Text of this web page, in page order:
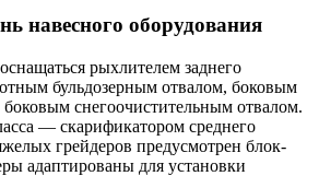
навесного оборудования
рыхлителем заднего
бульдозерным отвалом, боковым
снегоочистительным отвалом.
— скарификатором среднего
грейдеров предусмотрен блок-
адаптированы для установки